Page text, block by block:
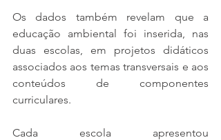
Os dados também revelam que a
educação ambiental foi inserida, nas
duas escolas, em projetos didáticos
associados aos temas transversais e aos
conteúdos de componentes
curriculares.
Cada escola apresentou